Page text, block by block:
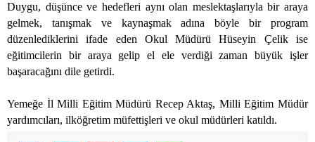
Duygu, düşünce ve hedefleri aynı olan meslektaşlarıyla bir araya
gelmek, tanışmak ve kaynaşmak adına böyle bir program
düzenlediklerini ifade eden Okul Müdürü Hüseyin Çelik ise
eğitimcilerin bir araya gelip el ele verdiği zaman büyük işler
başaracağını dile getirdi.
Yemeğe İl Milli Eğitim Müdürü Recep Aktaş, Milli Eğitim Müdür
yardımcıları, ilköğretim müfettişleri ve okul müdürleri katıldı.